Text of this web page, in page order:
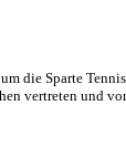
die Sparte
vertreten und